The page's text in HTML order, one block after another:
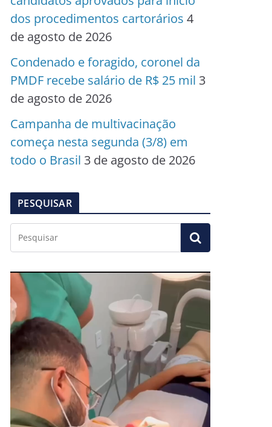
dos procedimentos cartorários 4
de agosto de 2026
Condenado e foragido, coronel da
PMDF recebe salário de R$ 25 mil 3
de agosto de 2026
Campanha de multivacinação
começa nesta segunda (3/8) em
todo o Brasil 3 de agosto de 2026
PESQUISAR